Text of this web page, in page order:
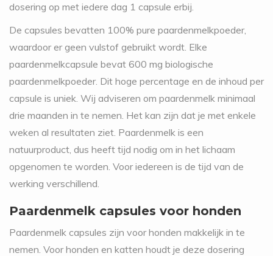
dosering op met iedere dag 1 capsule erbij.
De capsules bevatten 100% pure paardenmelkpoeder,
waardoor er geen vulstof gebruikt wordt. Elke
paardenmelkcapsule bevat 600 mg biologische
paardenmelkpoeder. Dit hoge percentage en de inhoud per
capsule is uniek. Wij adviseren om paardenmelk minimaal
drie maanden in te nemen. Het kan zijn dat je met enkele
weken al resultaten ziet. Paardenmelk is een
natuurproduct, dus heeft tijd nodig om in het lichaam
opgenomen te worden. Voor iedereen is de tijd van de
werking verschillend.
Paardenmelk capsules voor honden
Paardenmelk capsules zijn voor honden makkelijk in te
nemen. Voor honden en katten houdt je deze dosering